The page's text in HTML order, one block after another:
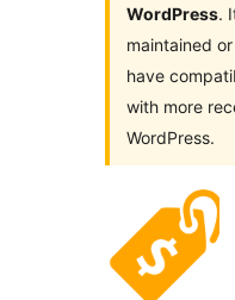
WordPress.
maintained
have
with more
WordPress.